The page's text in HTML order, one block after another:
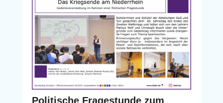
Politische Fragestunde zum